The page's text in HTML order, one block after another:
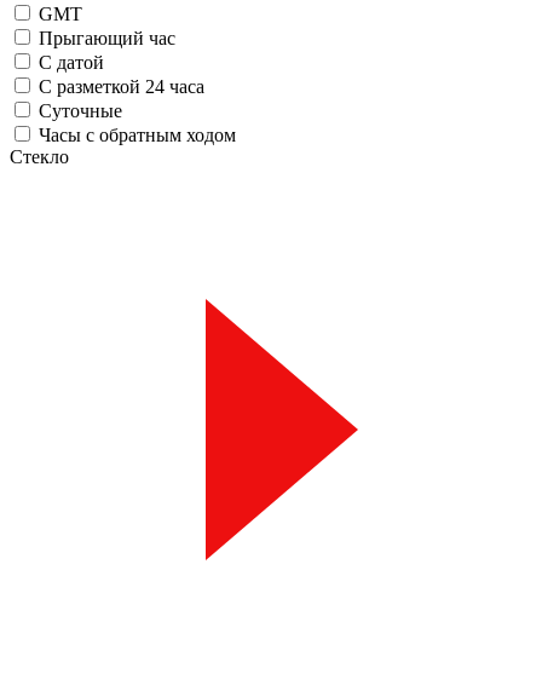
GMT
Прыгающий час
С датой
С разметкой 24 часа
Суточные
Часы с обратным ходом
Стекло